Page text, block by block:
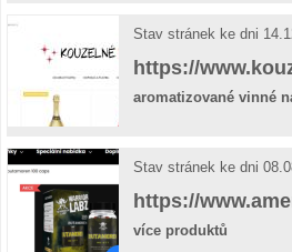
Stav stránek ke dni
https://
aromatizované vinné
Stav stránek ke dni
https://
více produktů